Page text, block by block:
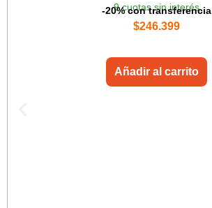
9 cuotas sin interés
-20% con transferencia
$246.399
Añadir al carrito